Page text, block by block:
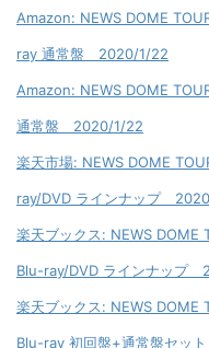
Amazon: NEWS DOME
ray 通常盤 2020/1/22
Amazon: NEWS DOME
通常盤 2020/1/22
楽天市場: NEWS DOME
ray/DVD ラインナップ
楽天ブックス: NEWS DOME
Blu-ray/DVD ラインナップ
楽天ブックス: NEWS DOME
Blu-ray 初回盤+通常盤セッ